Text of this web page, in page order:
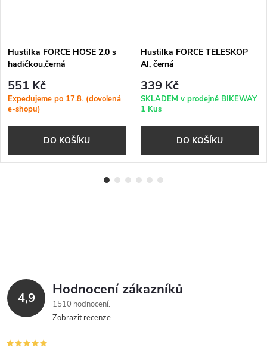
Hustilka FORCE HOSE 2.0 s
hadičkou,černá
551 Kč
Expedujeme po 17.8. (dovolená
e-shopu)
DO KOŠÍKU
Hustilka FORCE TELESKOP
Al, černá
339 Kč
SKLADEM v prodejně BIKEWAY
1 Kus
DO KOŠÍKU
4,9 Hodnocení zákazníků
1510 hodnocení
Zobrazit recenze